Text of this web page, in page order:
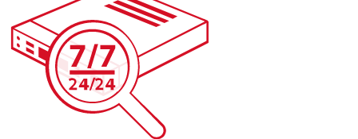
Expertise DevOps:
Ansible et Docker